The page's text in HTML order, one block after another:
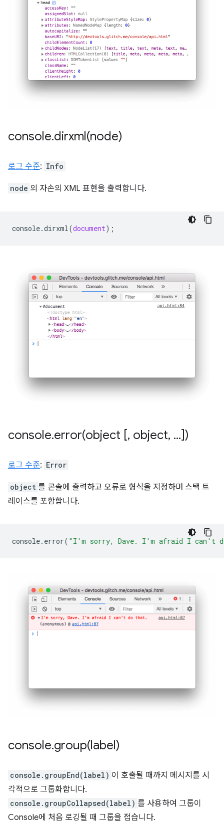
console.dirxml(node)
로그 수준: Info
node 의 자손의 XML 표현을 출력합니다.
console.dirxml(document);
console.error(object [, object, ...])
로그 수준: Error
object 를 콘솔에 출력하고 오류로 형식을 지정하며 스택 트
레이스를 포함합니다.
console. error( "I'm sorry, Dave. I'm afraid I can't
console.group(label)
console.groupEnd(label) 이 호출될 때까지 메시지를 시
각적으로 그룹화합니다.
console.groupCollapsed(label) 를 사용하여 그룹이
Console에 처음 로깅될 때 그룹을 접습니다.